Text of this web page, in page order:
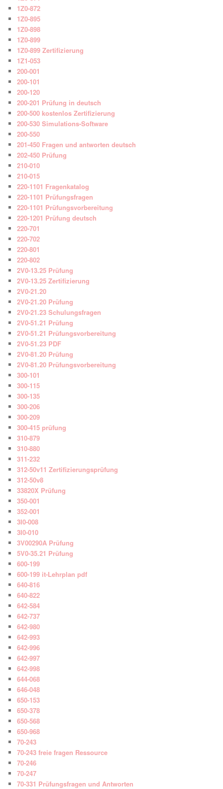
1Z0-872
1Z0-895
1Z0-898
1Z0-899
1Z0-899 Zertifizierung
1Z1-053
200-001
200-101
200-120
200-201 Prüfung in deutsch
200-500 kostenlos Zertifizierung
200-530 Simulations-Software
200-550
201-450 Fragen und antworten deutsch
202-450 Prüfung
210-010
210-015
220-1101 Fragenkatalog
220-1101 Prüfungsfragen
220-1101 Prüfungsvorbereitung
220-1201 Prüfung deutsch
220-701
220-702
220-801
220-802
2V0-13.25 Prüfung
2V0-13.25 Zertifizierung
2V0-21.20
2V0-21.20 Prüfung
2V0-21.23 Schulungsfragen
2V0-51.21 Prüfung
2V0-51.21 Prüfungsvorbereitung
2V0-51.23 PDF
2V0-81.20 Prüfung
2V0-81.20 Prüfungsvorbereitung
300-101
300-115
300-135
300-206
300-209
300-415 prüfung
310-879
310-880
311-232
312-50v11 Zertifizierungsprüfung
312-50v8
33820X Prüfung
350-001
352-001
3I0-008
3I0-010
3V00290A Prüfung
5V0-35.21 Prüfung
600-199
600-199 it-Lehrplan pdf
640-816
640-822
642-584
642-737
642-980
642-993
642-996
642-997
642-998
644-068
646-048
650-153
650-378
650-568
650-968
70-243
70-243 freie fragen Ressource
70-246
70-247
70-331 Prüfungsfragen und Antworten